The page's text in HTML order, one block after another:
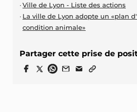
Ville de Lyon - Liste des actions
La ville de Lyon adopte un «plan
condition animale»
Partager cette prise de